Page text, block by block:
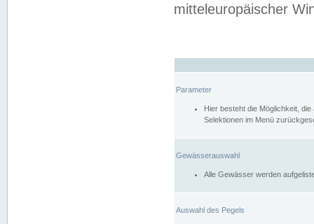
mitteleuropäischer
Parameter
Hier besteht die Möglichkeit,
Selektionen im Menü
Gewässerauswahl
Alle Gewässer werden
Auswahl des Pegels